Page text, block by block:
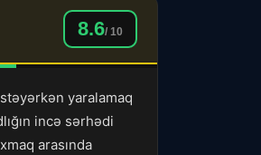
8.6/ 10
yaralamaq
incə sərhədi
arasında